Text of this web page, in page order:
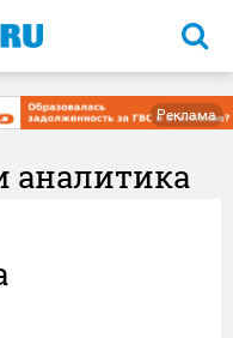
Реклама
аналитика